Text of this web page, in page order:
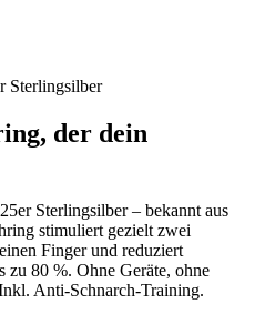
Sterlingsilber
, der dein
Sterlingsilber – bekannt aus
stimuliert gezielt zwei
Finger und reduziert
zu 80 %. Ohne Geräte, ohne
Anti-Schnarch-Training.